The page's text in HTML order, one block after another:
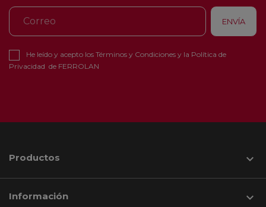
He leído y acepto los Términos y Condiciones y la Política de
Privacidad de FERROLAN
Productos 
Información 